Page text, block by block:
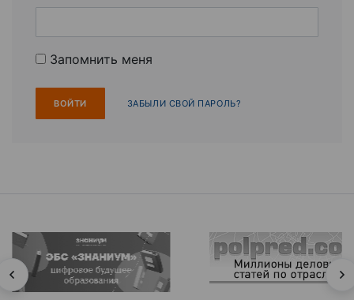
Запомнить меня
ЗАБЫЛИ СВОЙ ПАРОЛЬ?